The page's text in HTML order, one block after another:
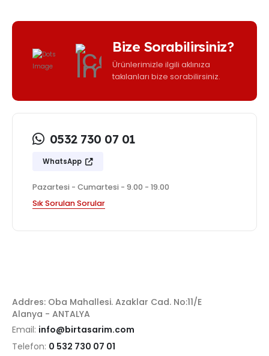
Bize Sorabilirsiniz?
Ürünlerimizle ilgili aklınıza
takılanları bize sorabilirsiniz.
0532 730 07 01
WhatsApp
Pazartesi - Cumartesi - 9.00 - 19.00
Sık Sorulan Sorular
Addres: Oba Mahallesi. Azaklar Cad. No:11/E
Alanya - ANTALYA
Email: info@birtasarim.com
Telefon: 0 532 730 07 01